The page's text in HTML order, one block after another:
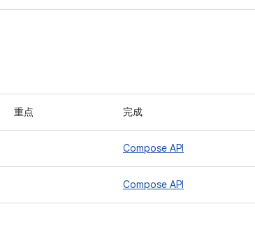
重点 完成
Compose API
Compose API